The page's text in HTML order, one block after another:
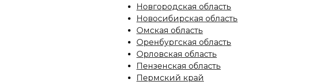
Новгородская область
Новосибирская область
Омская область
Оренбургская область
Орловская область
Пензенская область
Пермский край